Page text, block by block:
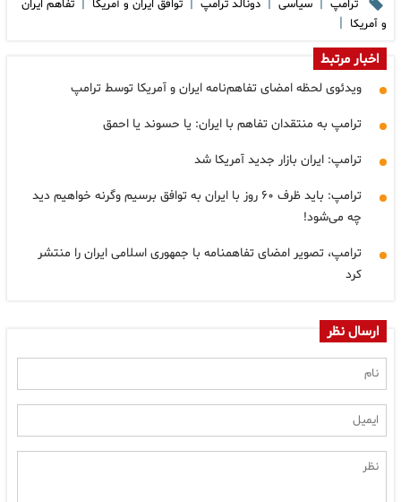
ترامپ سیاسی دونالد ترامپ توافق ایران و آمریکا
تفاهم ایران
و آمریکا |
اخبار مرتبط
ویدئوی لحظه امضای تفاهم‌نامه ایران و آمریکا توسط ترامپ
ترامپ به منتقدان تفاهم با ایران: یا حسوند یا احمق
ترامپ: ایران بازار جدید آمریکا شد
ترامپ: باید ظرف ۶۰ روز با ایران به توافق برسیم وگرنه خواهیم دید
چه می‌شود!
ترامپ، تصویر امضای تفاهمنامه با جمهوری اسلامی ایران را منتشر
کرد
ارسال نظر